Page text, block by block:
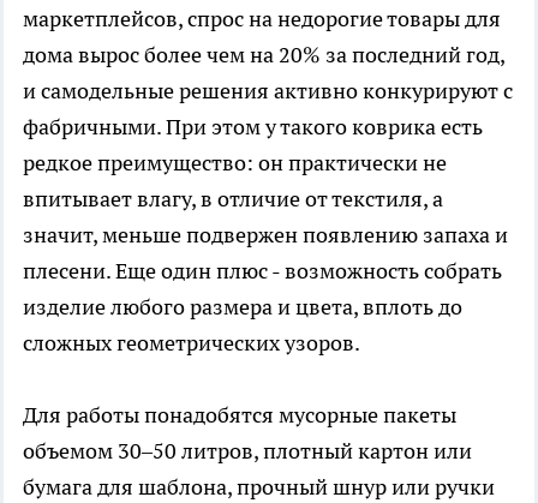
маркетплейсов, спрос на недорогие товары для
дома вырос более чем на 20% за последний год,
и самодельные решения активно конкурируют с
фабричными. При этом у такого коврика есть
редкое преимущество: он практически не
впитывает влагу, в отличие от текстиля, а
значит, меньше подвержен появлению запаха и
плесени. Еще один плюс - возможность собрать
изделие любого размера и цвета, вплоть до
сложных геометрических узоров.
Для работы понадобятся мусорные пакеты
объемом 30–50 литров, плотный картон или
бумага для шаблона, прочный шнур или ручки